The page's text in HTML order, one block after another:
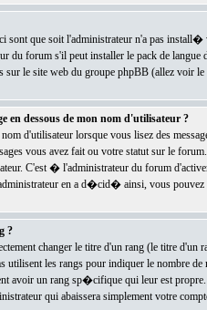
sont que soit l'administrateur n'a pas
du forum s'il peut installer le pack de
le site web du groupe phpBB (allez voir le
en dessous de mon nom d'utilisateur ?
d'utilisateur lorsque vous lisez des
vous avez fait ou votre statut sur le
C'est � l'administrateur du forum
en a d�cid� ainsi, vous
?
changer le titre d'un rang (le titre d'un
les rangs pour indiquer le nombre de
avoir un rang sp�cifique qui leur est
qui abaissera simplement votre